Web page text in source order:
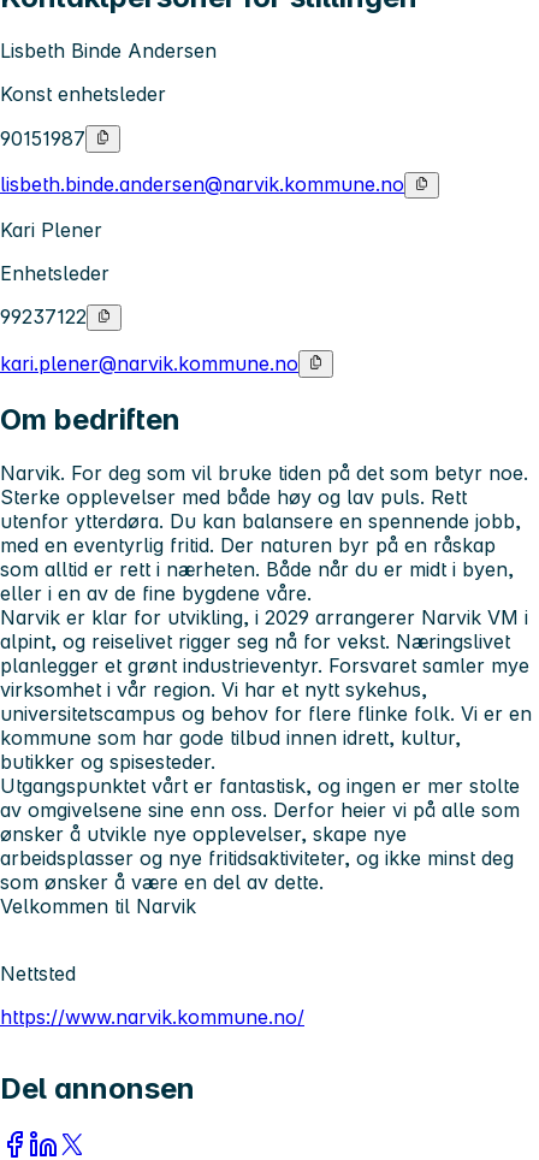
Lisbeth Binde Andersen
Konst enhetsleder
90151987
lisbeth.binde.andersen@narvik.kommune.no
Kari Plener
Enhetsleder
99237122
kari.plener@narvik.kommune.no
Om bedriften
Narvik. For deg som vil bruke tiden på det som betyr noe.
Sterke opplevelser med både høy og lav puls. Rett
utenfor ytterdøra. Du kan balansere en spennende jobb,
med en eventyrlig fritid. Der naturen byr på en råskap
som alltid er rett i nærheten. Både når du er midt i byen,
eller i en av de fine bygdene våre.
Narvik er klar for utvikling, i 2029 arrangerer Narvik VM i
alpint, og reiselivet rigger seg nå for vekst. Næringslivet
planlegger et grønt industrieventyr. Forsvaret samler mye
virksomhet i vår region. Vi har et nytt sykehus,
universitetscampus og behov for flere flinke folk. Vi er en
kommune som har gode tilbud innen idrett, kultur,
butikker og spisesteder.
Utgangspunktet vårt er fantastisk, og ingen er mer stolte
av omgivelsene sine enn oss. Derfor heier vi på alle som
ønsker å utvikle nye opplevelser, skape nye
arbeidsplasser og nye fritidsaktiviteter, og ikke minst deg
som ønsker å være en del av dette.
Velkommen til Narvik
Nettsted
https://www.narvik.kommune.no/
Del annonsen